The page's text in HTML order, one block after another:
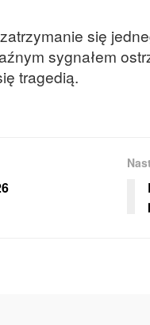
się
sygnałem
tragedią.